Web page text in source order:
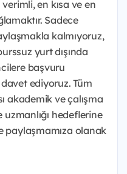
en kısa ve en
Sadece
kalmıyoruz,
yurt dışında
başvuru
ediyoruz. Tüm
akademik ve çalışma
hedeflerine
paylaşmamıza olanak